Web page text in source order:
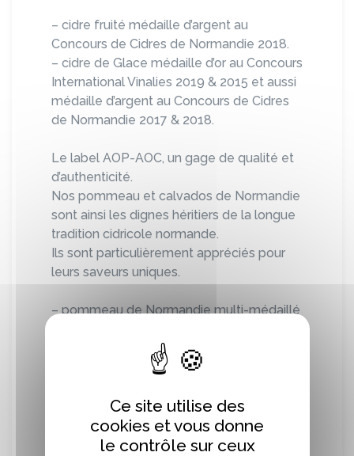
– cidre fruité médaille d’argent au
Concours de Cidres de Normandie 2018.
– cidre de Glace médaille d’or au Concours
International Vinalies 2019 & 2015 et aussi
médaille d’argent au Concours de Cidres
de Normandie 2017 & 2018.
Le label AOP-AOC, un gage de qualité et
d’authenticité.
Nos pommeau et calvados de Normandie
sont ainsi les dignes héritiers de la longue
tradition cidricole normande.
Ils sont particulièrement appréciés pour
leurs saveurs uniques.
– pommeau de Normandie multi-médaillé
Concours des AOC-AOP de Cambremer
– calvados hors d’âge médaille d’Argent au
2019 et nommé Ambassadeur de
l’Appellation Calvados de Normandie
Ce site utilise des
cookies et vous donne
le contrôle sur ceux